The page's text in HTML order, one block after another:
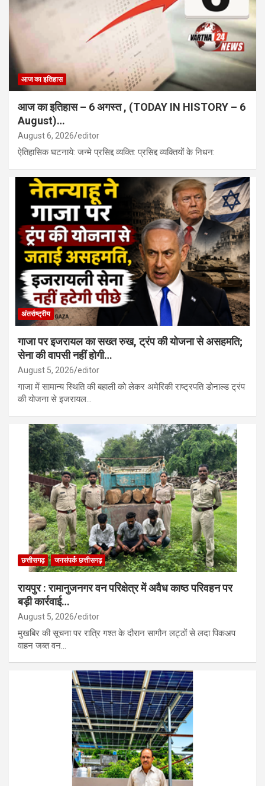
बचत और ऊर्जा आत्मनिर्भरता…
रायपुर : इसरो के वैज्ञानिकों ने किया जिला विज्ञान केंद्र दंतेवाड़ा का भ्रमण…
आज का इतिहास
आज का इतिहास – 6 अगस्त , (TODAY IN HISTORY – 6
August)…
August 6, 2026 editor
ऐतिहासिक घटनाये: जन्मे प्रसिद्द व्यक्ति: प्रसिद्द व्यक्तियों के निधन:
अंतर्राष्ट्रीय
गाजा पर इजरायल का सख्त रुख, ट्रंप की योजना से असहमति;
सेना की वापसी नहीं होगी…
August 5, 2026 editor
गाजा में सामान्य स्थिति की बहाली को लेकर अमेरिकी राष्ट्रपति डोनाल्ड ट्रंप
की योजना से इजरायल…
छत्तीसगढ़ जनसंपर्क छत्तीसगढ़
रायपुर : रामानुजनगर वन परिक्षेत्र में अवैध काष्ठ परिवहन पर
बड़ी कार्रवाई…
August 5, 2026 editor
मुखबिर की सूचना पर रात्रि गश्त के दौरान सागौन लट्ठों से लदा पिकअप
वाहन जब्त वन…